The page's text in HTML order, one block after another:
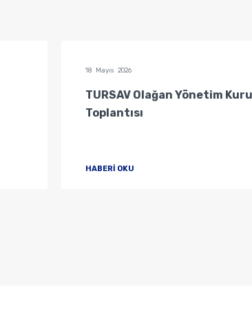
18 Mayıs 2026
TURSAV Olağan Yönetim
Toplantısı
HABERİ OKU